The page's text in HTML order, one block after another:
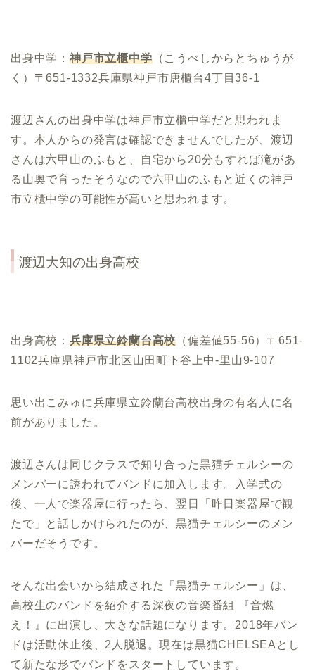
出身中学： 神戸市立櫃中学（こうべしからとちゅうが
く）〒651-1332兵庫県神戸市唐櫃台4丁目36-1
渡辺さんの出身中学は神戸市立櫃中学だと思われま
す。本人からの発言は確認できませんでしたが、渡辺
さんは六甲山のふもと、自宅から20分もすれば滝があ
る山奥で育ったそうなので六甲山のふもと近くの神戸
市立櫃中学の可能性が高いと思われます。
渡辺大知の出身高校
出身高校： 兵庫県立鈴蘭台高校 （偏差値55-56）〒651-
1102兵庫県神戸市北区山田町下谷上中-里山9-107
思い出こみゅに兵庫県立鈴蘭台高校出身の有名人に名
前がありました。
渡辺さんは同じクラスで知り合った黒猫チェルシーの
メンバーに誘われてバンドに加入します。入学式の
後、一人で楽器屋に行ったら、翌日「昨日楽器屋で観
たで」と話しかけられたのが、黒猫チェルシーのメン
バーだそうです。
そんな出会いから結成された「黒猫チェルシー」は、
高校生のバンドを紹介する深夜の音楽番組 『音燃
え！』に出演し、大きな話題になります。2018年バン
ドは活動休止後、2人脱退。現在は黒猫CHELSEAとし
て新たな形でバンドをスタートしています。